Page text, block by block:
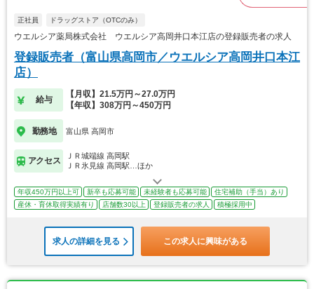
正社員 ドラッグストア（OTCのみ）
ウエルシア薬局株式会社 ウエルシア高岡井口本江店の登録販売者の求人
登録販売者（富山県高岡市／ウエルシア高岡井口本江
店）
給与
【月収】21.5万円～27.0万円
【年収】308万円～450万円
勤務地 富山県 高岡市
アクセス
ＪＲ城端線 高岡駅
ＪＲ氷見線 高岡駅…ほか
年収450万円以上可 新卒も応募可能 未経験者も応募可能
住宅補助（手当）あり
産休・育休取得実績有り
店舗数30以上 登録販売者の求人 積極採用中
求人の詳細を見る この求人に興味がある